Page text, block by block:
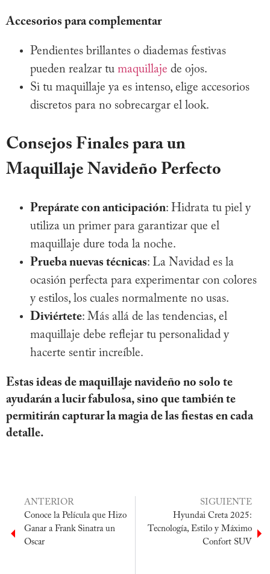
Accesorios para complementar
Pendientes brillantes o diademas festivas
pueden realzar tu maquillaje de ojos.
Si tu maquillaje ya es intenso, elige accesorios
discretos para no sobrecargar el look.
Consejos Finales para un
Maquillaje Navideño Perfecto
Prepárate con anticipación: Hidrata tu piel y
utiliza un primer para garantizar que el
maquillaje dure toda la noche.
Prueba nuevas técnicas: La Navidad es la
ocasión perfecta para experimentar con colores
y estilos, los cuales normalmente no usas.
Diviértete: Más allá de las tendencias, el
maquillaje debe reflejar tu personalidad y
hacerte sentir increíble.
Estas ideas de maquillaje navideño no solo te
ayudarán a lucir fabulosa, sino que también te
permitirán capturar la magia de las fiestas en cada
detalle.
ANTERIOR
Conoce la Película que Hizo
Ganar a Frank Sinatra un
Oscar
SIGUIENTE
Hyundai Creta 2025:
Tecnología, Estilo y Máximo
Confort SUV